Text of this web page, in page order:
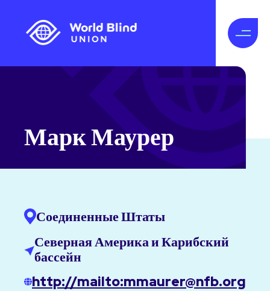
Марк Маурер
Соединенные Штаты
Северная Америка и Карибский
бассейн
http://mailto:mmaurer@nfb.org